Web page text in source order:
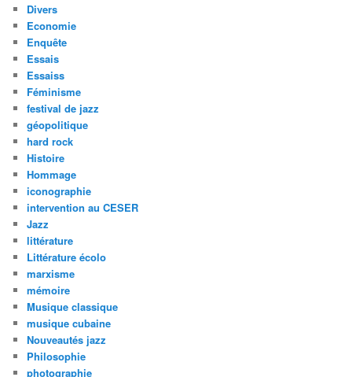
Divers
Economie
Enquête
Essais
Essaiss
Féminisme
festival de jazz
géopolitique
hard rock
Histoire
Hommage
iconographie
intervention au CESER
Jazz
littérature
Littérature écolo
marxisme
mémoire
Musique classique
musique cubaine
Nouveautés jazz
Philosophie
photographie